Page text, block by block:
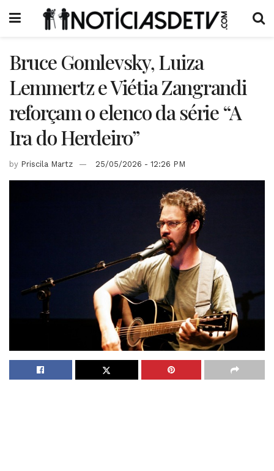
Bruce Gomlevsky, Luiza
Lemmertz e Viétia Zangrandi
reforçam o elenco da série “A
Ira do Herdeiro”
by Priscila Martz 25/05/2026 - 12:26 PM